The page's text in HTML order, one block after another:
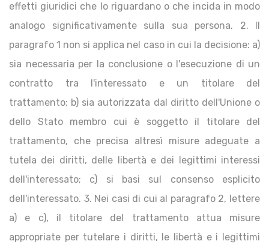
effetti giuridici che lo riguardano o che incida in modo
analogo significativamente sulla sua persona. 2. Il
paragrafo 1 non si applica nel caso in cui la decisione: a)
sia necessaria per la conclusione o l'esecuzione di un
contratto tra l'interessato e un titolare del
trattamento; b) sia autorizzata dal diritto dell'Unione o
dello Stato membro cui è soggetto il titolare del
trattamento, che precisa altresì misure adeguate a
tutela dei diritti, delle libertà e dei legittimi interessi
dell'interessato; c) si basi sul consenso esplicito
dell'interessato. 3. Nei casi di cui al paragrafo 2, lettere
a) e c), il titolare del trattamento attua misure
appropriate per tutelare i diritti, le libertà e i legittimi